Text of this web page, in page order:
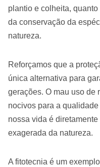
plantio e colheita,
da conservação da
natureza.
Reforçamos que a
única alternativa para
gerações. O mau uso de
nocivos para a
nossa vida é
exagerada da natureza.
A fitotecnia é um